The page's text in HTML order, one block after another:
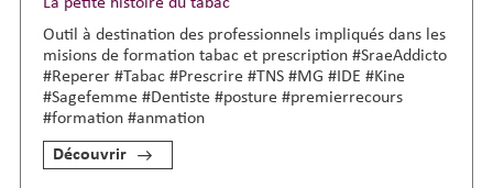
Outil à destination des professionnels impliqués dans les
misions de formation tabac et prescription #SraeAddicto
#Reperer #Tabac #Prescrire #TNS #MG #IDE #Kine
#Sagefemme #Dentiste #posture #premierrecours
#formation #anmation
Découvrir